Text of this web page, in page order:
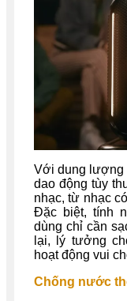
Với dung lượng
dao động tùy
nhạc, từ nhạc
Đặc biệt, tính
dùng chỉ cần
lại, lý tưởng
hoạt động vui
Chống nước